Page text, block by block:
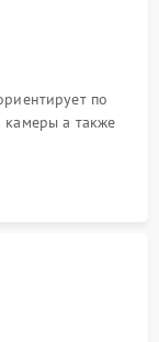
по
камеры а также